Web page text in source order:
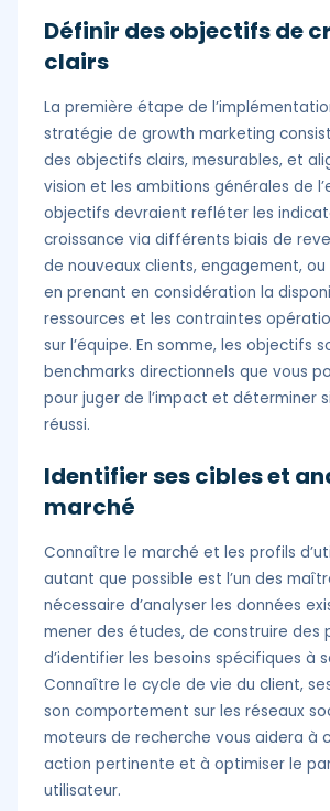
Définir des objectifs de
clairs
La première étape de
stratégie de growth marketing
des objectifs clairs, mesurables, et
vision et les ambitions générales de
objectifs devraient refléter les
croissance via différents biais de
de nouveaux clients, engagement,
en prenant en considération la
ressources et les contraintes
sur l’équipe. En somme, les objectifs
benchmarks directionnels que vous
pour juger de l’impact et déterminer
réussi.
Identifier ses cibles et
marché
Connaître le marché et les profils
autant que possible est l’un des
nécessaire d’analyser les données
mener des études, de construire des
d’identifier les besoins spécifiques à
Connaître le cycle de vie du client,
son comportement sur les réseaux
moteurs de recherche vous aidera à
action pertinente et à optimiser le
utilisateur.